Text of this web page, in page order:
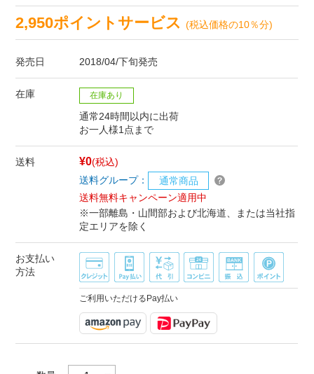
2,950ポイントサービス(税込価格の10％分)
発売日 2018/04/下旬発売
在庫 在庫あり
通常24時間以内に出荷
お一人様1点まで
送料 ¥0(税込)
送料グループ：
通常商品
送料無料キャンペーン適用中
※一部離島・山間部および北海道、または当社指
定エリアを除く
お支払い
方法
ご利用いただけるPay払い